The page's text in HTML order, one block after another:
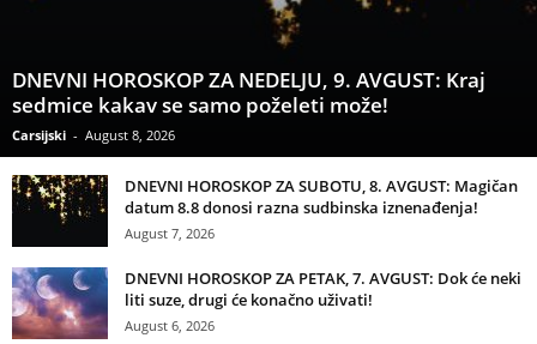
DNEVNI HOROSKOP ZA NEDELJU, 9. AVGUST: Kraj
sedmice kakav se samo poželeti može!
Carsijski - August 8, 2026
DNEVNI HOROSKOP ZA SUBOTU, 8. AVGUST: Magičan
datum 8.8 donosi razna sudbinska iznenađenja!
August 7, 2026
DNEVNI HOROSKOP ZA PETAK, 7. AVGUST: Dok će neki
liti suze, drugi će konačno uživati!
August 6, 2026